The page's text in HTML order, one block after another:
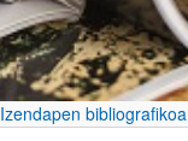
Izendapen bibliografikoa